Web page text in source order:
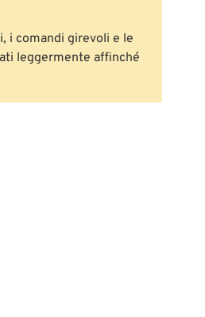
i comandi girevoli e le
leggermente affinché